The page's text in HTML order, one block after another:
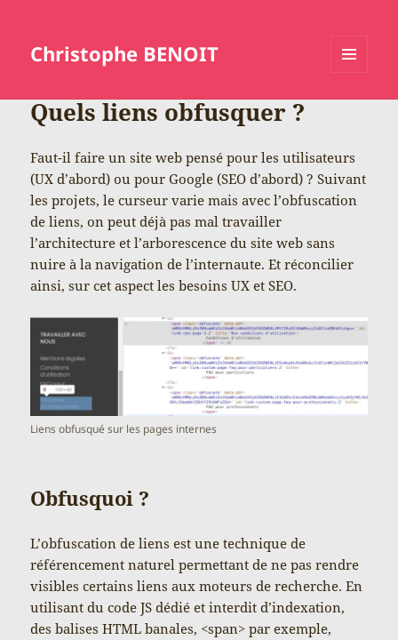
Christophe BENOIT
Quels liens obfusquer ?
Faut-il faire un site web pensé pour les utilisateurs
(UX d’abord) ou pour Google (SEO d’abord) ? Suivant
les projets, le curseur varie mais avec l’obfuscation
de liens, on peut déjà pas mal travailler
l’architecture et l’arborescence du site web sans
nuire à la navigation de l’internaute. Et réconcilier
ainsi, sur cet aspect les besoins UX et SEO.
Liens obfusqué sur les pages internes
Obfusquoi ?
L’obfuscation de liens est une technique de
référencement naturel permettant de ne pas rendre
visibles certains liens aux moteurs de recherche. En
utilisant du code JS dédié et interdit d’indexation,
des balises HTML banales, <span> par exemple,